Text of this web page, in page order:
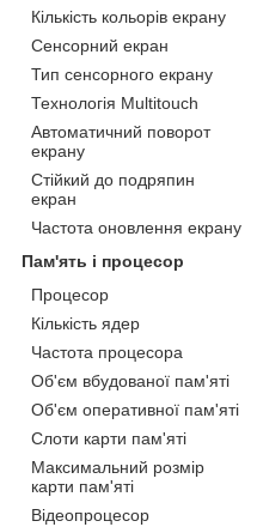
Кількість кольорів екрану
Сенсорний екран
Тип сенсорного екрану
Технологія Multitouch
Автоматичний поворот
екрану
Стійкий до подряпин
екран
Частота оновлення екрану
Пам'ять і процесор
Процесор
Кількість ядер
Частота процесора
Об'єм вбудованої пам'яті
Об'єм оперативної пам'яті
Слоти карти пам'яті
Максимальний розмір
карти пам'яті
Відеопроцесор